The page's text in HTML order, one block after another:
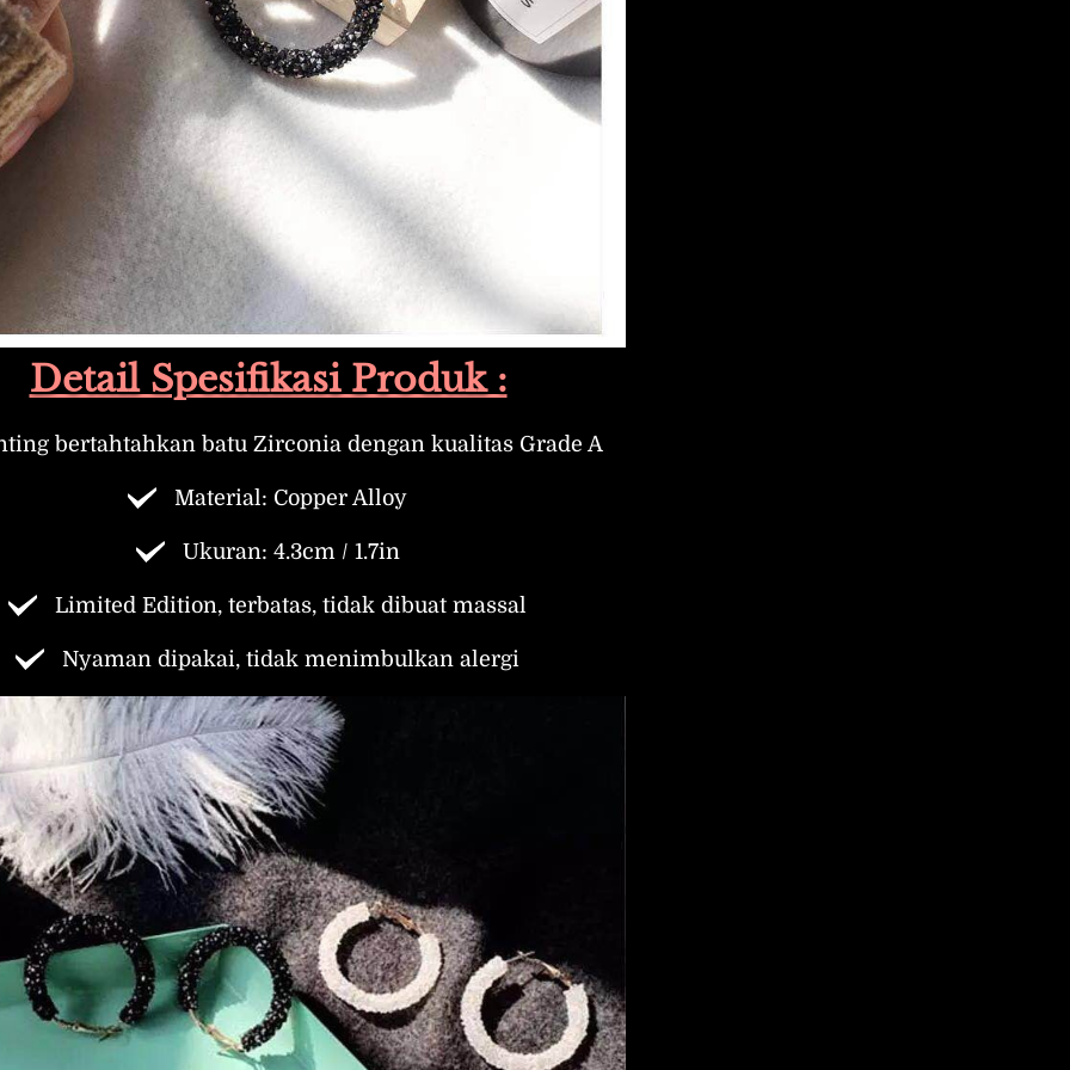
Detail Spesifikasi Produk :
bertahtahkan batu Zirconia dengan kualitas Grade A
Material: Copper Alloy
Ukuran: 4.3cm / 1.7in
Limited Edition, terbatas, tidak dibuat massal
Nyaman dipakai, tidak menimbulkan alergi